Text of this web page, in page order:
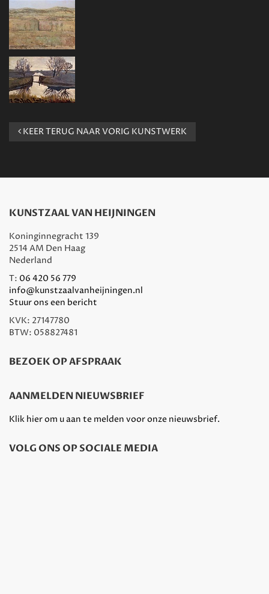
KEER TERUG NAAR VORIG KUNSTWERK
KUNSTZAAL VAN HEIJNINGEN
Koninginnegracht 139
2514 AM Den Haag
Nederland
T: 06 420 56 779
info@kunstzaalvanheijningen.nl
Stuur ons een bericht
KVK: 27147780
BTW: 058827481
BEZOEK OP AFSPRAAK
AANMELDEN NIEUWSBRIEF
Klik hier om u aan te melden voor onze nieuwsbrief.
VOLG ONS OP SOCIALE MEDIA